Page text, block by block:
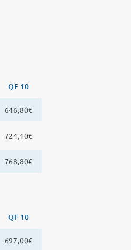
QF 10
646,80€
724,10€
768,80€
QF 10
697,00€